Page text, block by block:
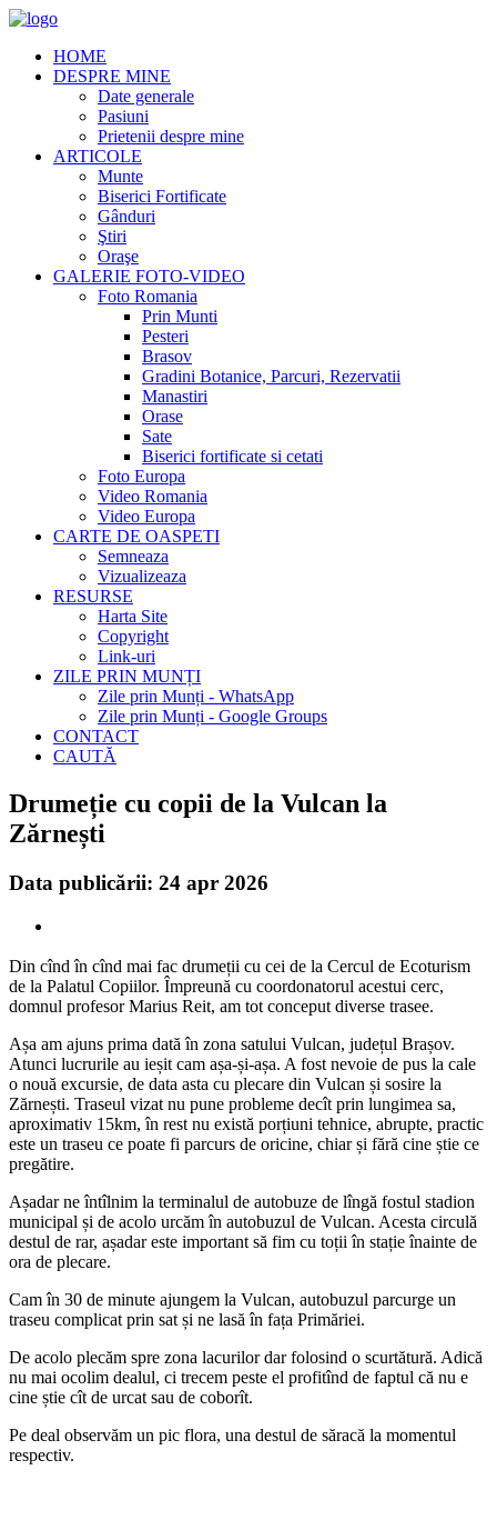
HOME
DESPRE MINE
Date generale
Pasiuni
Prietenii despre mine
ARTICOLE
Munte
Biserici Fortificate
Gânduri
Ştiri
Oraşe
GALERIE FOTO-VIDEO
Foto Romania
Prin Munti
Pesteri
Brasov
Gradini Botanice, Parcuri, Rezervatii
Manastiri
Orase
Sate
Biserici fortificate si cetati
Foto Europa
Video Romania
Video Europa
CARTE DE OASPETI
Semneaza
Vizualizeaza
RESURSE
Harta Site
Copyright
Link-uri
ZILE PRIN MUNȚI
Zile prin Munți - WhatsApp
Zile prin Munți - Google Groups
CONTACT
CAUTĂ
Drumeție cu copii de la Vulcan la
Zărnești
Data publicării: 24 apr 2026
Din cînd în cînd mai fac drumeții cu cei de la Cercul de Ecoturism
de la Palatul Copiilor. Împreună cu coordonatorul acestui cerc,
domnul profesor Marius Reit, am tot conceput diverse trasee.
Așa am ajuns prima dată în zona satului Vulcan, județul Brașov.
Atunci lucrurile au ieșit cam așa-și-așa. A fost nevoie de pus la cale
o nouă excursie, de data asta cu plecare din Vulcan și sosire la
Zărnești. Traseul vizat nu pune probleme decît prin lungimea sa,
aproximativ 15km, în rest nu există porțiuni tehnice, abrupte, practic
este un traseu ce poate fi parcurs de oricine, chiar și fără cine știe ce
pregătire.
Așadar ne întîlnim la terminalul de autobuze de lîngă fostul stadion
municipal și de acolo urcăm în autobuzul de Vulcan. Acesta circulă
destul de rar, așadar este important să fim cu toții în stație înainte de
ora de plecare.
Cam în 30 de minute ajungem la Vulcan, autobuzul parcurge un
traseu complicat prin sat și ne lasă în fața Primăriei.
De acolo plecăm spre zona lacurilor dar folosind o scurtătură. Adică
nu mai ocolim dealul, ci trecem peste el profitînd de faptul că nu e
cine știe cît de urcat sau de coborît.
Pe deal observăm un pic flora, una destul de săracă la momentul
respectiv.